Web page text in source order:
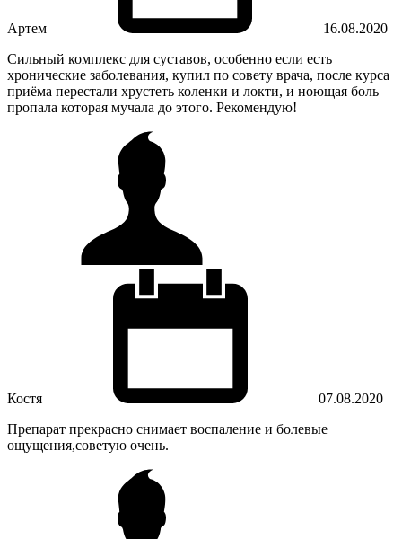
Артем
16.08.2020
Сильный комплекс для суставов, особенно если есть
хронические заболевания, купил по совету врача, после курса
приёма перестали хрустеть коленки и локти, и ноющая боль
пропала которая мучала до этого. Рекомендую!
Костя
07.08.2020
Препарат прекрасно снимает воспаление и болевые
ощущения,советую очень.